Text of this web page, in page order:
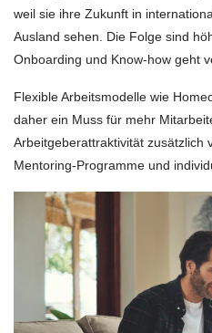
weil sie ihre Zukunft in
Ausland sehen. Die Folge sind
Onboarding und Know-how geht
Flexible Arbeitsmodelle wie
daher ein Muss für mehr
Arbeitgeberattraktivität zusätzlich
Mentoring-Programme und